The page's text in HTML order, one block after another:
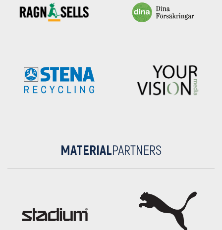
MATERIALPARTNERS